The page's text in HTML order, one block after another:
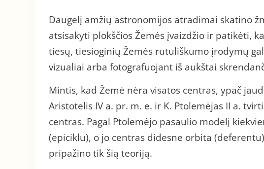
Daugelį amžių astronomijos atradimai skatino
atsisakyti plokščios Žemės įvaizdžio ir patikėti,
tiesų, tiesioginių Žemės rutuliškumo įrodymų
vizualiai arba fotografuojant iš aukštai
Mintis, kad Žemė nėra visatos centras, ypač
Aristotelis IV a. pr. m. e. ir K. Ptolemėjas II a.
centras. Pagal Ptolemėjo pasaulio modelį
(epiciklu), o jo centras didesne orbita
pripažino tik šią teoriją.